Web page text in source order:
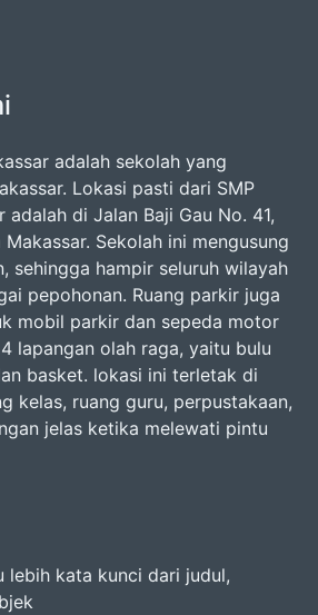
adalah sekolah yang
Lokasi pasti dari SMP
adalah di Jalan Baji Gau No. 41,
Makassar. Sekolah ini mengusung
sehingga hampir seluruh wilayah
pepohonan. Ruang parkir juga
mobil parkir dan sepeda motor
lapangan olah raga, yaitu bulu
basket. lokasi ini terletak di
kelas, ruang guru, perpustakaan,
jelas ketika melewati pintu
lebih kata kunci dari judul,